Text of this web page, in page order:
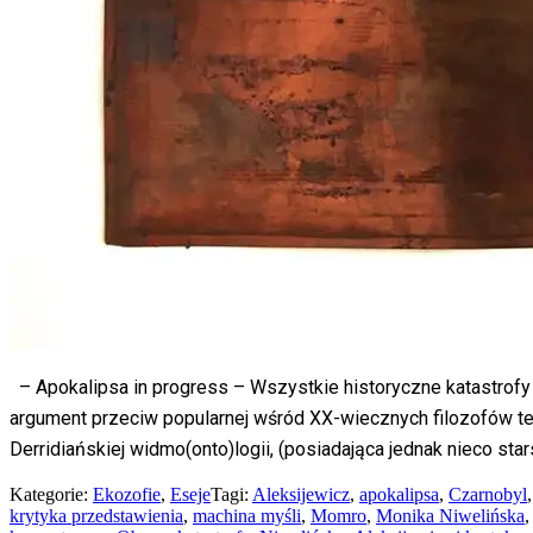
– Apokalipsa in progress – Wszystkie historyczne
argument przeciw popularnej wśród XX-wiecznych filozofów
Derridiańskiej widmo(onto)logii, (posiadająca jednak nieco
Kategorie: Ekozofie, EsejeTagi: Aleksijewicz, apokalipsa, Czarnobyl,
krytyka przedstawienia, machina myśli, Momro, Monika Niwelińska,